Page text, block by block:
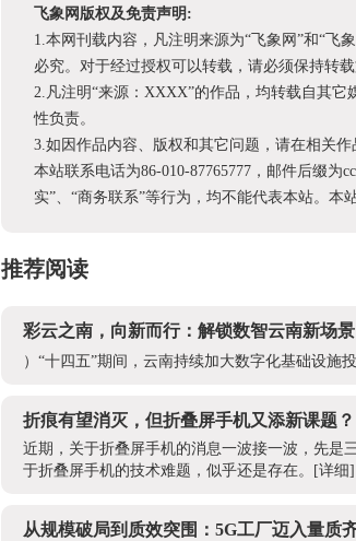
飞象网版权及免责声明:
1.本网刊载内容，凡注明来源为“飞象网”和“飞
必究。对于经过授权可以转载，请必须保持转
2.凡注明“来源：XXXX”的作品，均转载自其
性负责。
3.如因作品内容、版权和其它问题，请在相关
本站联系电话为86-010-87765777，邮件后缀为
实”、“商务联系”等行为，均不能代表本站。本
推荐阅读
彩云之南，向新而行：解锁数智云南新场
）“十四五”期间，云南持续加大数字化基础设施
折痕有望消灭，但折叠屏手机又添新课题？
近期，关于折叠屏手机的消息一波接一波，先是
于折叠屏手机的技术难题，似乎还是存在。
[详细]
从规模破局到质效突围：5G工厂迈入量质